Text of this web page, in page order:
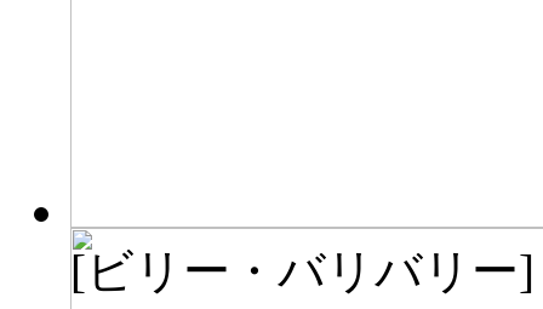
[ビリー・バリバリー